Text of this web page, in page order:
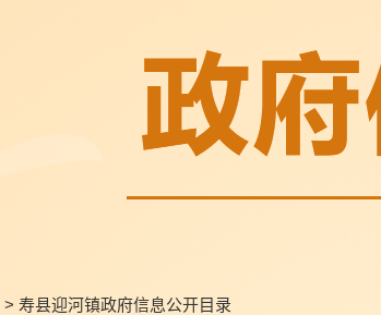
> 寿县迎河镇政府信息公开目录